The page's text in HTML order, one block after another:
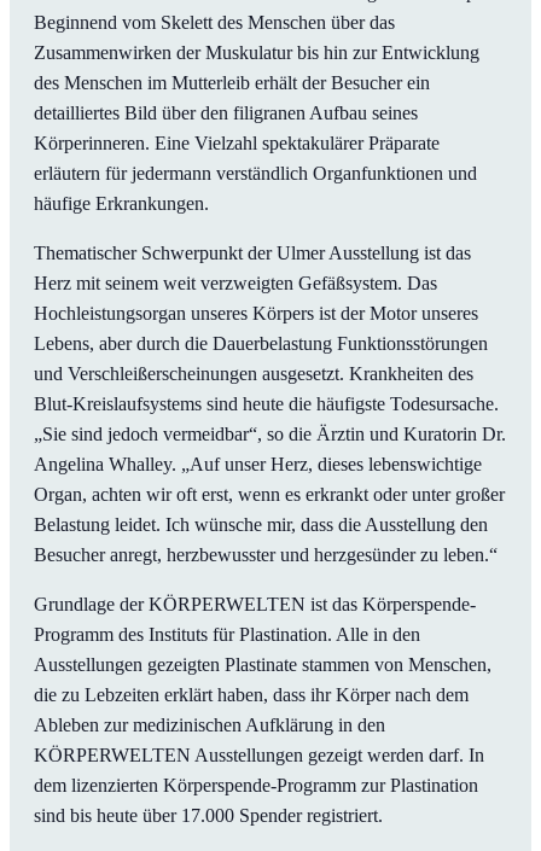
Beginnend vom Skelett des Menschen über das
Zusammenwirken der Muskulatur bis hin zur Entwicklung
des Menschen im Mutterleib erhält der Besucher ein
detailliertes Bild über den filigranen Aufbau seines
Körperinneren. Eine Vielzahl spektakulärer Präparate
erläutern für jedermann verständlich Organfunktionen und
häufige Erkrankungen.
Thematischer Schwerpunkt der Ulmer Ausstellung ist das
Herz mit seinem weit verzweigten Gefäßsystem. Das
Hochleistungsorgan unseres Körpers ist der Motor unseres
Lebens, aber durch die Dauerbelastung Funktionsstörungen
und Verschleißerscheinungen ausgesetzt. Krankheiten des
Blut-Kreislaufsystems sind heute die häufigste Todesursache.
„Sie sind jedoch vermeidbar“, so die Ärztin und Kuratorin Dr.
Angelina Whalley. „Auf unser Herz, dieses lebenswichtige
Organ, achten wir oft erst, wenn es erkrankt oder unter großer
Belastung leidet. Ich wünsche mir, dass die Ausstellung den
Besucher anregt, herzbewusster und herzgesünder zu leben.“
Grundlage der KÖRPERWELTEN ist das Körperspende-
Programm des Instituts für Plastination. Alle in den
Ausstellungen gezeigten Plastinate stammen von Menschen,
die zu Lebzeiten erklärt haben, dass ihr Körper nach dem
Ableben zur medizinischen Aufklärung in den
KÖRPERWELTEN Ausstellungen gezeigt werden darf. In
dem lizenzierten Körperspende-Programm zur Plastination
sind bis heute über 17.000 Spender registriert.